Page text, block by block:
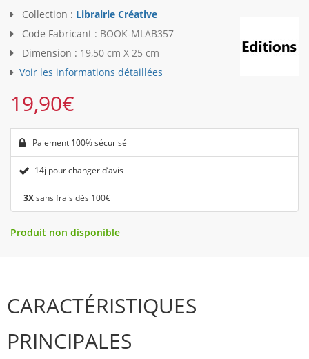
Collection : Librairie Créative
Code Fabricant : BOOK-MLAB357
Dimension : 19,50 cm X 25 cm
Voir les informations détaillées
19,90€
Paiement 100% sécurisé
14j pour changer d’avis
3Xsans frais dès 100€
Produit non disponible
CARACTÉRISTIQUES
PRINCIPALES